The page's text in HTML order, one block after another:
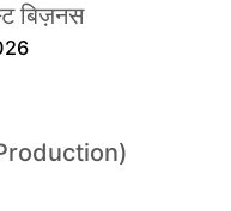
बिज़नस